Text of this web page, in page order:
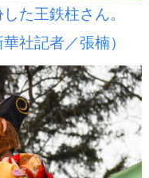
た王鉄柱さん。
社記者／張楠）